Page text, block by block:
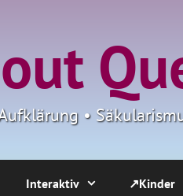
•
Interaktiv ↗Kinder